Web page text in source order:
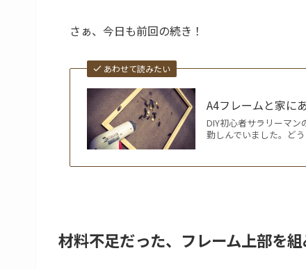
さぁ、今日も前回の続き！
あわせて読みたい
A4フレームと家に
DIY初心者サラリーマン
勤しんでいました。ど
材料不足だった、フレーム上部を組